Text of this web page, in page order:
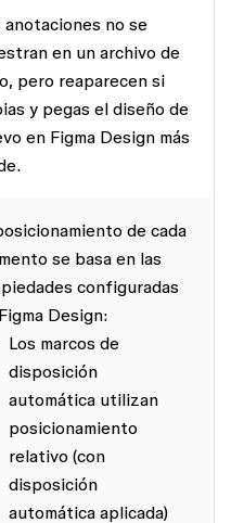
anotaciones no se
en un archivo de
pero reaparecen si
y pegas el diseño de
en Figma Design más
de cada
se basa en las
configuradas
Design:
Los marcos de
disposición
automática utilizan
posicionamiento
relativo (con
disposición
automática aplicada)